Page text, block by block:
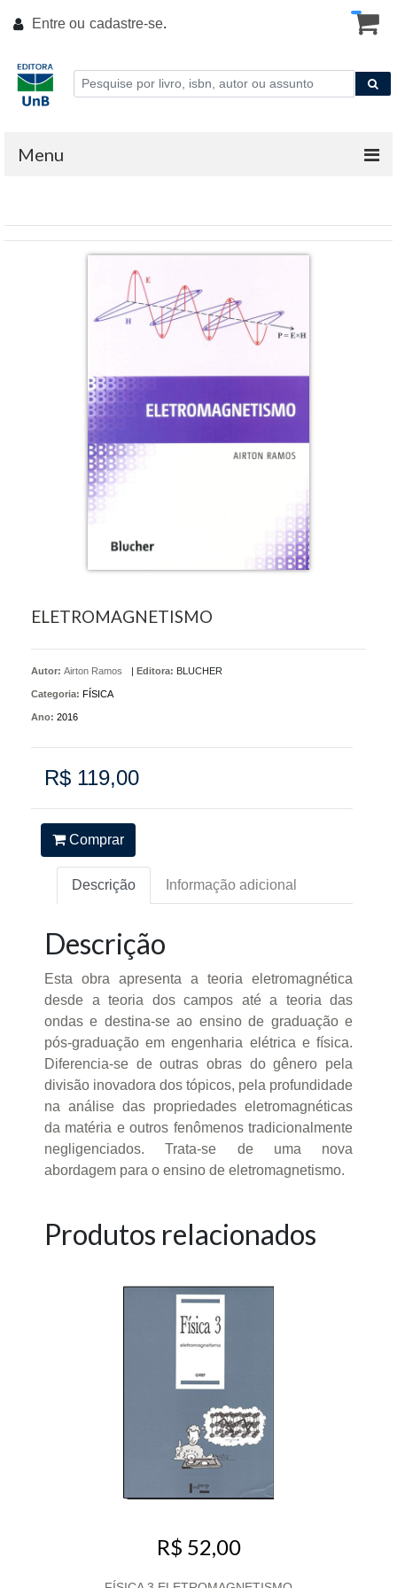
Entre ou cadastre-se.
Menu
ELETROMAGNETISMO
Autor: Airton Ramos | Editora: BLUCHER
Categoria: FÍSICA
Ano: 2016
R$ 119,00
Comprar
Descrição Informação adicional
Descrição
Esta obra apresenta a teoria eletromagnética
desde a teoria dos campos até a teoria das
ondas e destina-se ao ensino de graduação e
pós-graduação em engenharia elétrica e física.
Diferencia-se de outras obras do gênero pela
divisão inovadora dos tópicos, pela profundidade
na análise das propriedades eletromagnéticas
da matéria e outros fenômenos tradicionalmente
negligenciados. Trata-se de uma nova
abordagem para o ensino de eletromagnetismo.
Produtos relacionados
R$ 52,00